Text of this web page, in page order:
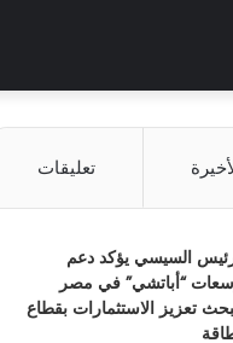
تعليقات
السيسي يؤكد دعم
“أباتشي” في مصر
تعزيز الاستثمارات بقطاع